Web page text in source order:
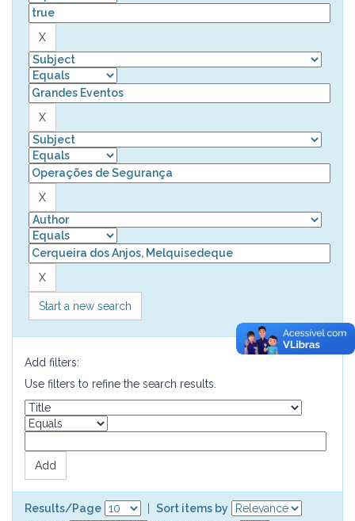
Start a new search
Add filters:
Use filters to refine the search results.
Results/Page
Sort items by